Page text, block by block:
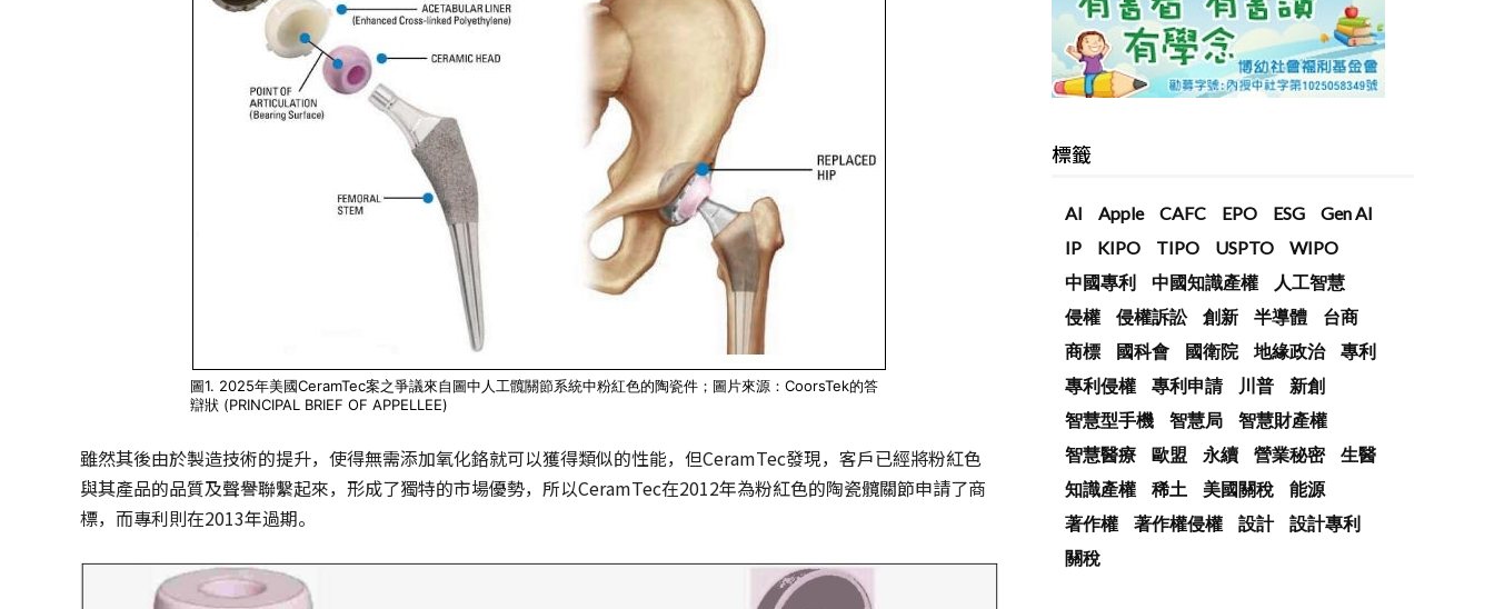
圖1. 2025年美國CeramTec案之爭議來自圖中人工髖關節系統中粉紅色的陶瓷件；圖片來源：CoorsTek的答
辯狀 (PRINCIPAL BRIEF OF APPELLEE)
雖然其後由於製造技術的提升，使得無需添加氧化鉻就可以獲得類似的性能，但CeramTec發現，客戶已經將粉紅色
與其產品的品質及聲譽聯繫起來，形成了獨特的市場優勢，所以CeramTec在2012年為粉紅色的陶瓷髖關節申請了商
標，而專利則在2013年過期。
標籤
AI Apple CAFC EPO ESG
Gen AI
IP
KIPO TIPO USPTO
WIPO
中國專利
中國知識產權
人工智慧
侵權
侵權訴訟 創新 半導體
台商
商標
國科會 國衛院 地緣政治
專利
專利侵權
專利申請 川普
新創
智慧型手機
智慧局
智慧財產權
智慧醫療
歐盟 永續 營業秘密
生醫
知識產權
稀土 美國關稅
能源
著作權
著作權侵權 設計
設計專利
關稅